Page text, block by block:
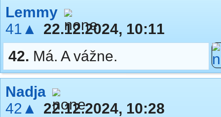
Lemmy
41▲
22.12.2024, 10:11
42. Má. A vážne.
Nadja
42▲
22.12.2024, 10:28